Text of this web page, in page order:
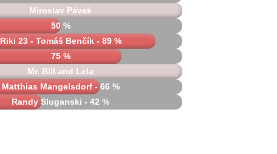
Miroslav Pávek
50 %
Riki 23 - Tomáš Benčík - 89 %
75 %
Mr. Bill and Lela
Matthias Mangelsdorf - 66 %
Randy Sluganski - 42 %